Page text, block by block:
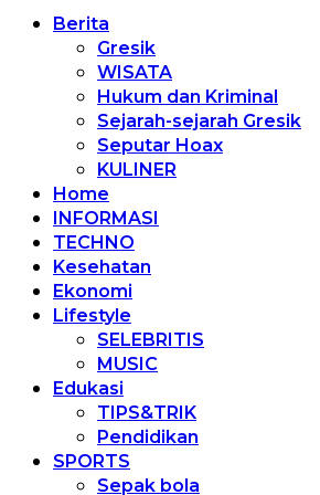
Berita
Gresik
WISATA
Hukum dan Kriminal
Sejarah-sejarah Gresik
Seputar Hoax
KULINER
Home
INFORMASI
TECHNO
Kesehatan
Ekonomi
Lifestyle
SELEBRITIS
MUSIC
Edukasi
TIPS&TRIK
Pendidikan
SPORTS
Sepak bola